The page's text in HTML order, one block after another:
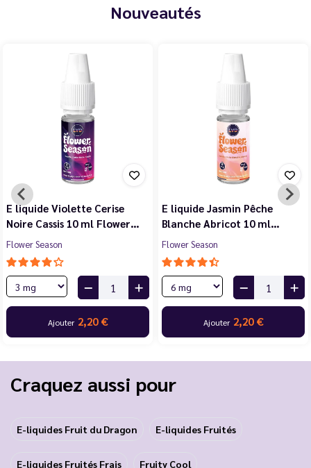
Nouveautés
E liquide Violette Cerise
Noire Cassis 10 ml Flower…
Flower Season
Ajouter 2,20 €
E liquide Jasmin Pêche
Blanche Abricot 10 ml…
Flower Season
Ajouter 2,20 €
Craquez aussi pour
E-liquides Fruit du Dragon E-liquides Fruités
E-liquides Fruités Frais Fruity Cool